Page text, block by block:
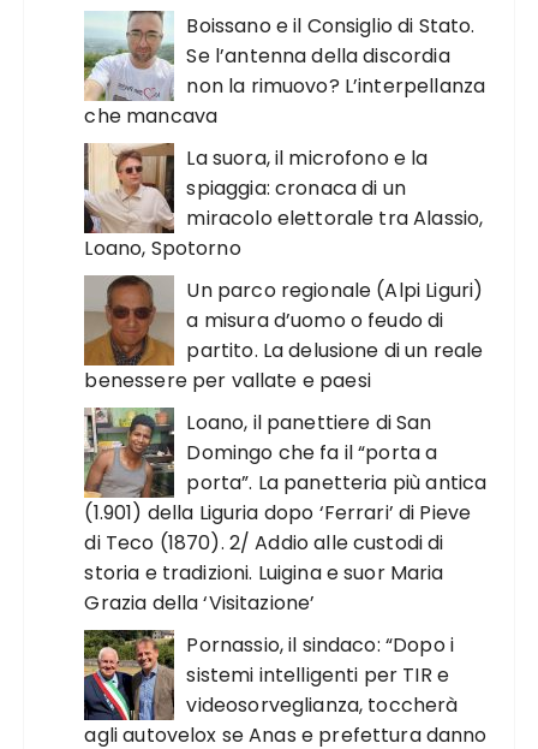
Boissano e il Consiglio di Stato.
Se l’antenna della discordia
non la rimuovo? L’interpellanza
che mancava
La suora, il microfono e la
spiaggia: cronaca di un
miracolo elettorale tra Alassio,
Loano, Spotorno
Un parco regionale (Alpi Liguri)
a misura d’uomo o feudo di
partito. La delusione di un reale
benessere per vallate e paesi
Loano, il panettiere di San
Domingo che fa il “porta a
porta”. La panetteria più antica
(1.901) della Liguria dopo ‘Ferrari’ di Pieve
di Teco (1870). 2/ Addio alle custodi di
storia e tradizioni. Luigina e suor Maria
Grazia della ‘Visitazione’
Pornassio, il sindaco: “Dopo i
sistemi intelligenti per TIR e
videosorveglianza, toccherà
agli autovelox se Anas e prefettura danno